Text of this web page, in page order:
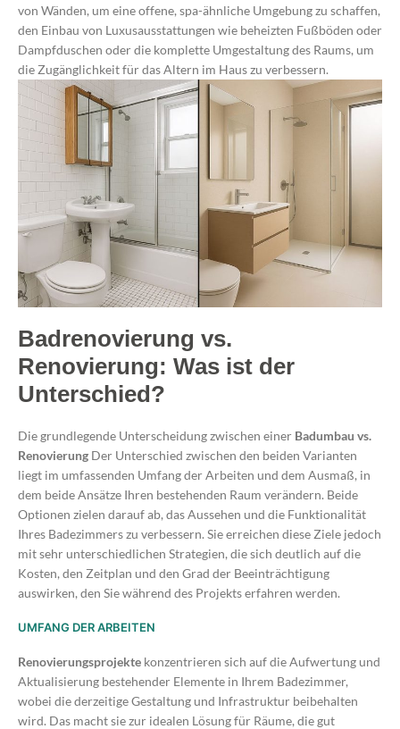
von Wänden, um eine offene, spa-ähnliche Umgebung zu schaffen,
den Einbau von Luxusausstattungen wie beheizten Fußböden oder
Dampfduschen oder die komplette Umgestaltung des Raums, um
die Zugänglichkeit für das Altern im Haus zu verbessern.
Badrenovierung vs.
Renovierung: Was ist der
Unterschied?
Die grundlegende Unterscheidung zwischen einer Badumbau vs.
Renovierung Der Unterschied zwischen den beiden Varianten
liegt im umfassenden Umfang der Arbeiten und dem Ausmaß, in
dem beide Ansätze Ihren bestehenden Raum verändern. Beide
Optionen zielen darauf ab, das Aussehen und die Funktionalität
Ihres Badezimmers zu verbessern. Sie erreichen diese Ziele jedoch
mit sehr unterschiedlichen Strategien, die sich deutlich auf die
Kosten, den Zeitplan und den Grad der Beeinträchtigung
auswirken, den Sie während des Projekts erfahren werden.
UMFANG DER ARBEITEN
Renovierungsprojekte konzentrieren sich auf die Aufwertung und
Aktualisierung bestehender Elemente in Ihrem Badezimmer,
wobei die derzeitige Gestaltung und Infrastruktur beibehalten
wird. Das macht sie zur idealen Lösung für Räume, die gut